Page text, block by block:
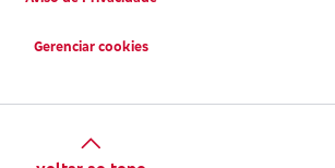
Gerenciar cookies